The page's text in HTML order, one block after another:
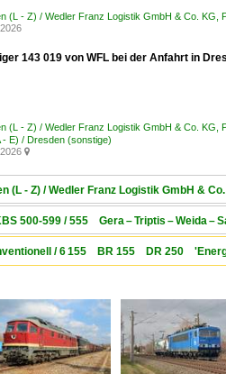
(L - Z) / Wedler Franz Logistik GmbH & Co. KG,
143 019 von WFL bei der Anfahrt in
(L - Z) / Wedler Franz Logistik GmbH & Co. KG,
E) / Dresden (sonstige)

(L - Z) / Wedler Franz Logistik GmbH &
500-599 / 555 Gera – Triptis – Weida –
/ 6 155 BR 155 DR 250